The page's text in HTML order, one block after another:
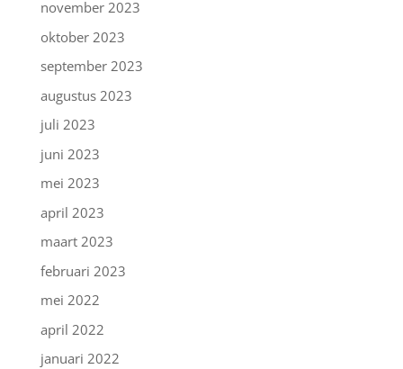
november 2023
oktober 2023
september 2023
augustus 2023
juli 2023
juni 2023
mei 2023
april 2023
maart 2023
februari 2023
mei 2022
april 2022
januari 2022